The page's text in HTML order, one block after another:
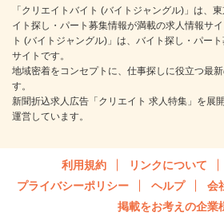
「クリエイトバイト (バイトジャングル)」は、
イト探し・パート募集情報が満載の求人情報サ
ト (バイトジャングル)」は、バイト探し・パー
サイトです。
地域密着をコンセプトに、仕事探しに役立つ最
す。
新聞折込求人広告「クリエイト 求人特集」を展
運営しています。
利用規約 リンクについて
プライバシーポリシー
ヘルプ 会
掲載をお考えの企業